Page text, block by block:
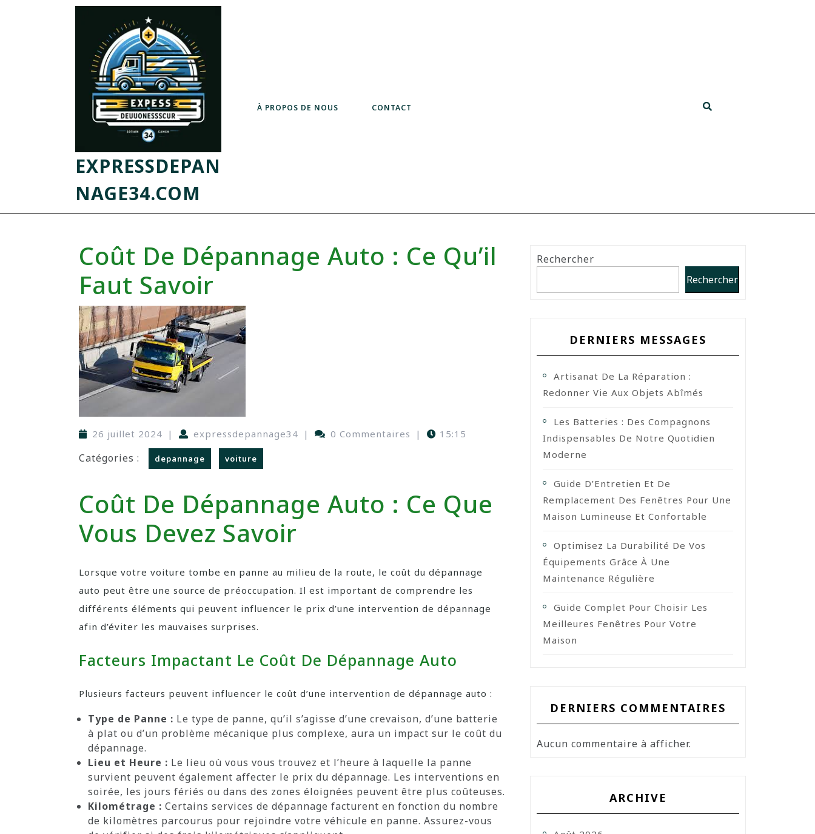
EXPRESSDEPAN
NAGE34.COM
À PROPOS DE NOUS CONTACT
Coût De Dépannage Auto : Ce Qu’il
Faut Savoir
26 juillet 2024 | expressdepannage34 | 0 Commentaires | 15:15
Catégories : depannage voiture
Coût De Dépannage Auto : Ce Que
Vous Devez Savoir
Lorsque votre voiture tombe en panne au milieu de la route, le coût du dépannage
auto peut être une source de préoccupation. Il est important de comprendre les
différents éléments qui peuvent influencer le prix d’une intervention de dépannage
afin d’éviter les mauvaises surprises.
Facteurs Impactant Le Coût De Dépannage Auto
Plusieurs facteurs peuvent influencer le coût d’une intervention de dépannage auto :
Type de Panne : Le type de panne, qu’il s’agisse d’une crevaison, d’une batterie
à plat ou d’un problème mécanique plus complexe, aura un impact sur le coût du
dépannage.
Lieu et Heure : Le lieu où vous vous trouvez et l’heure à laquelle la panne
survient peuvent également affecter le prix du dépannage. Les interventions en
soirée, les jours fériés ou dans des zones éloignées peuvent être plus coûteuses.
Kilométrage : Certains services de dépannage facturent en fonction du nombre
de kilomètres parcourus pour rejoindre votre véhicule en panne. Assurez-vous
Rechercher
Rechercher
DERNIERS MESSAGES
Artisanat De La Réparation :
Redonner Vie Aux Objets Abîmés
Les Batteries : Des Compagnons
Indispensables De Notre Quotidien
Moderne
Guide D’Entretien Et De
Remplacement Des Fenêtres Pour Une
Maison Lumineuse Et Confortable
Optimisez La Durabilité De Vos
Équipements Grâce À Une
Maintenance Régulière
Guide Complet Pour Choisir Les
Meilleures Fenêtres Pour Votre
Maison
DERNIERS COMMENTAIRES
Aucun commentaire à afficher.
ARCHIVE